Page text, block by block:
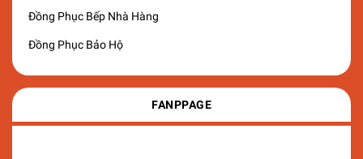
Đồng Phục Bếp Nhà Hàng
Đồng Phục Bảo Hộ
FANPPAGE